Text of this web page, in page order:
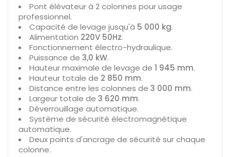
Pont élévateur à 2 colonnes pour usage
professionnel.
Capacité de levage jusqu'à 5 000 kg.
Alimentation 220V 50Hz.
Fonctionnement électro-hydraulique.
Puissance de 3,0 kW.
Hauteur maximale de levage de 1 945 mm.
Hauteur totale de 2 850 mm.
Distance entre les colonnes de 3 000 mm.
Largeur totale de 3 620 mm.
Déverrouillage automatique.
Système de sécurité électromagnétique
automatique.
Deux points d'ancrage de sécurité sur chaque
colonne.